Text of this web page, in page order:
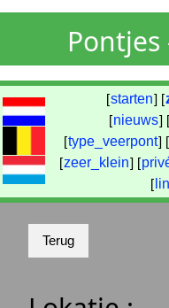
[starten] [
[nieuws] [
[type_veerpont] [
[zeer_klein] [
[